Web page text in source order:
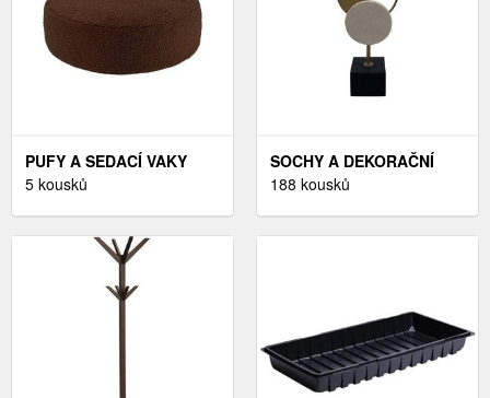
PUFY A SEDACÍ VAKY
5 kousků
SOCHY A DEKORAČNÍ
PŘEDMETY
188 kousků